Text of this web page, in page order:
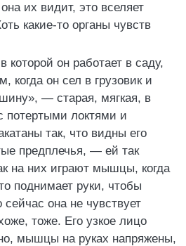
их видит, это вселяет
какие-то органы чувств
он работает в саду,
когда он сел в грузовик и
— старая, мягкая, в
потертыми локтями и
так, что видны его
предплечья, — ей так
на них играют мышцы, когда
поднимает руки, чтобы
она не чувствует
тоже. Его узкое лицо
мышцы на руках напряжены,